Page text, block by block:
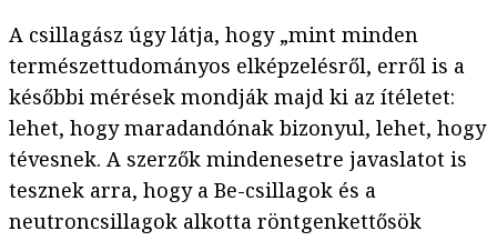
A csillagász úgy látja, hogy „mint minden
természettudományos elképzelésről, erről is a
későbbi mérések mondják majd ki az ítéletet:
lehet, hogy maradandónak bizonyul, lehet, hogy
tévesnek. A szerzők mindenesetre javaslatot is
tesznek arra, hogy a Be-csillagok és a
neutroncsillagok alkotta röntgenkettősök